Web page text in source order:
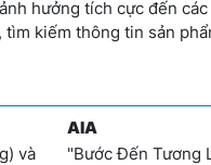
hưởng tích cực đến
kiếm thông tin sản
AIA
và
"Bước Đến Tương